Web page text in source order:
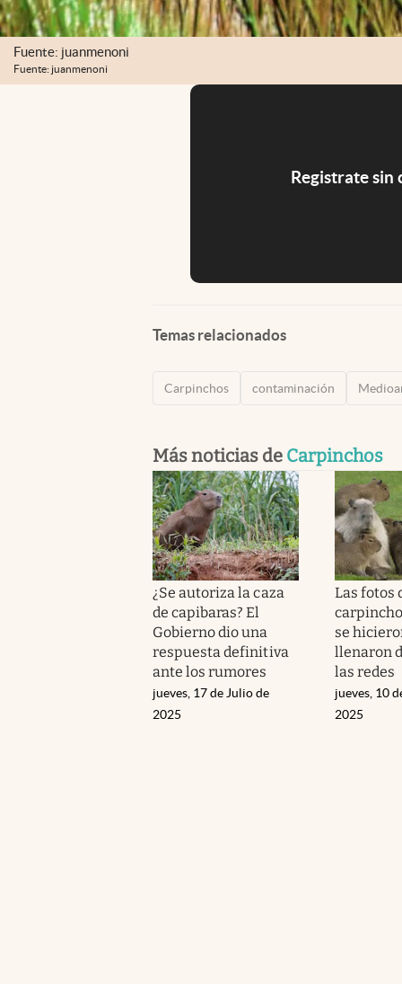
Fuente: juanmenoni
Fuente: juanmenoni
Registrate sin
Temas relacionados
Carpinchos contaminación
Más noticias de Carpinchos
¿Se autoriza la caza
de capibaras? El
Gobierno dio una
respuesta definitiva
ante los rumores
jueves, 17 de Julio de
2025
Las fotos
se
llenaron
las redes
jueves, 10
2025